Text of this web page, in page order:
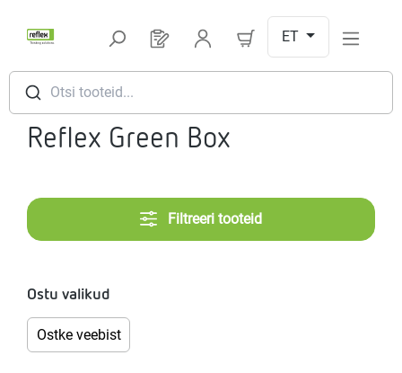
Otsi tooteid...
Sul on 0 toodet soovinimekirjas
ET
Reflex Green Box
Filtreeri tooteid
Ostu valikud
Ostke veebist